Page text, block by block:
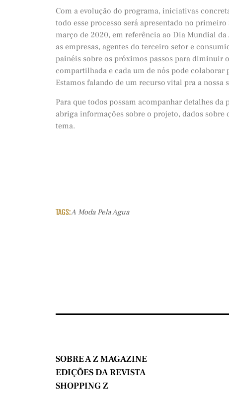
Com a evolução do programa, iniciativas
todo esse processo será apresentado no
março de 2020, em referência ao Dia Mundial
as empresas, agentes do terceiro setor e
painéis sobre os próximos passos para diminuir
compartilhada e cada um de nós pode colaborar
Estamos falando de um recurso vital pra a nossa
Para que todos possam acompanhar detalhes
abriga informações sobre o projeto, dados
tema.
TAGS:A Moda Pela Agua
SOBRE A Z MAGAZINE
EDIÇÕES DA REVISTA
SHOPPING Z